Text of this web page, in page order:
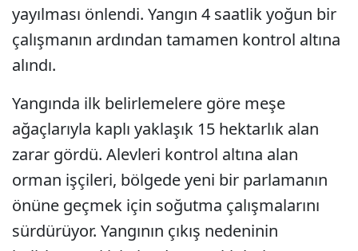
yayılması önlendi. Yangın 4 saatlik yoğun bir
çalışmanın ardından tamamen kontrol altına
alındı.
Yangında ilk belirlemelere göre meşe
ağaçlarıyla kaplı yaklaşık 15 hektarlık alan
zarar gördü. Alevleri kontrol altına alan
orman işçileri, bölgede yeni bir parlamanın
önüne geçmek için soğutma çalışmalarını
sürdürüyor. Yangının çıkış nedeninin